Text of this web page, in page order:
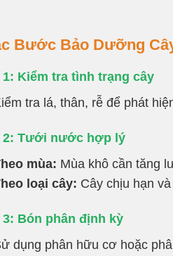
Bước Bảo Dưỡng
Kiểm tra tình trạng cây
tra lá, thân, rễ để phát
Tưới nước hợp lý
mùa: Mùa khô cần tăng
loại cây: Cây chịu hạn
Bón phân định kỳ
dụng phân hữu cơ hoặc